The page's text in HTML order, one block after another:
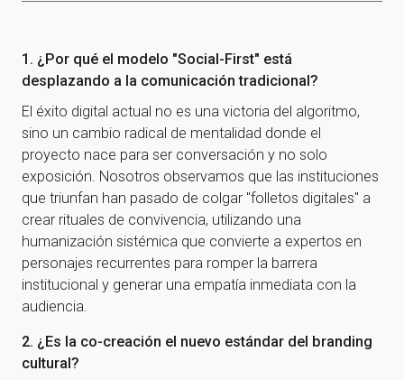
1. ¿Por qué el modelo "Social-First" está
desplazando a la comunicación tradicional?
El éxito digital actual no es una victoria del algoritmo,
sino un cambio radical de mentalidad donde el
proyecto nace para ser conversación y no solo
exposición. Nosotros observamos que las instituciones
que triunfan han pasado de colgar "folletos digitales" a
crear rituales de convivencia, utilizando una
humanización sistémica que convierte a expertos en
personajes recurrentes para romper la barrera
institucional y generar una empatía inmediata con la
audiencia.
2. ¿Es la co-creación el nuevo estándar del branding
cultural?